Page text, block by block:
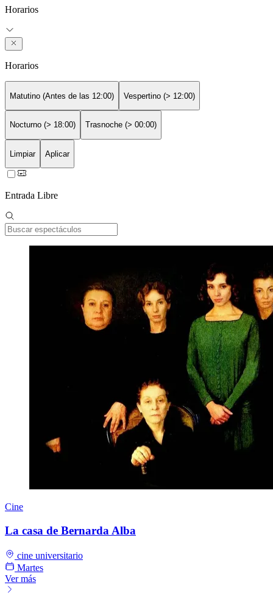
Horarios
Horarios
Matutino (Antes de las 12:00) Vespertino (> 12:00)
Nocturno (> 18:00) Trasnoche (> 00:00)
Limpiar Aplicar
Entrada Libre
Cine
La casa de Bernarda Alba
cine universitario
Martes
Ver más